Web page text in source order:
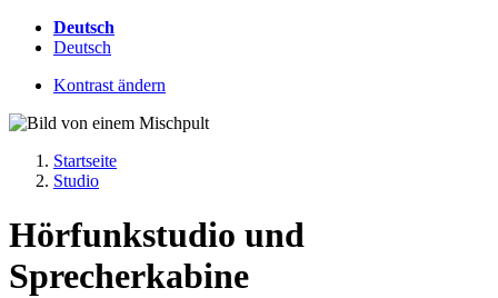
Deutsch
Deutsch
Kontrast ändern
Startseite
Studio
Hörfunkstudio und
Sprecherkabine